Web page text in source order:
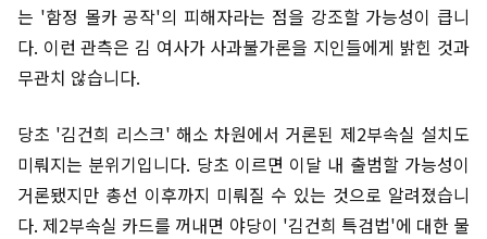
는 '함정 몰카 공작'의 피해자라는 점을 강조할 가능성이 큽니
다. 이런 관측은 김 여사가 사과불가론을 지인들에게 밝힌 것과
무관치 않습니다.
당초 '김건희 리스크' 해소 차원에서 거론된 제2부속실 설치도
미뤄지는 분위기입니다. 당초 이르면 이달 내 출범할 가능성이
거론됐지만 총선 이후까지 미뤄질 수 있는 것으로 알려졌습니
다. 제2부속실 카드를 꺼내면 야당이 '김건희 특검법'에 대한 물